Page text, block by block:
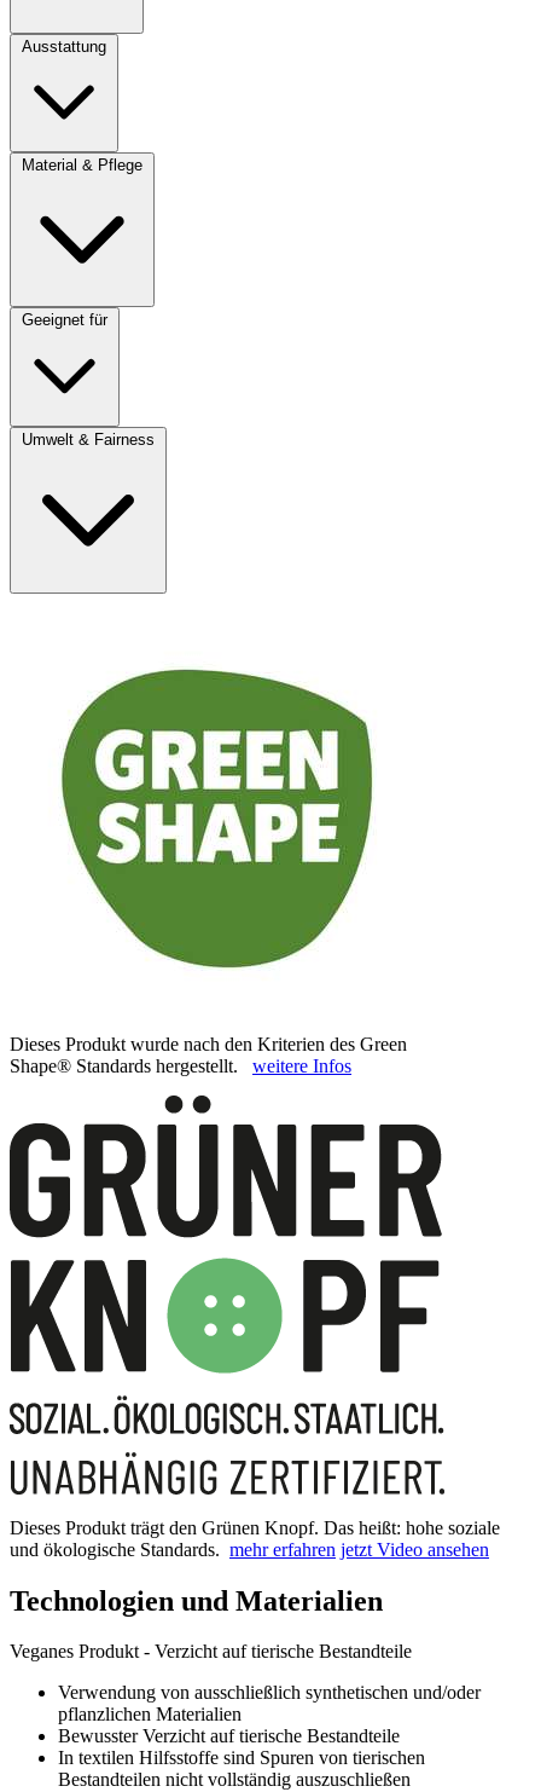
Ausstattung
Material & Pflege
Geeignet für
Umwelt & Fairness
Dieses Produkt wurde nach den Kriterien des Green
Shape® Standards hergestellt. weitere Infos
Dieses Produkt trägt den Grünen Knopf. Das heißt: hohe soziale
und ökologische Standards. mehr erfahren jetzt Video ansehen
Technologien und Materialien
Veganes Produkt - Verzicht auf tierische Bestandteile
Verwendung von ausschließlich synthetischen und/oder
pflanzlichen Materialien
Bewusster Verzicht auf tierische Bestandteile
In textilen Hilfsstoffe sind Spuren von tierischen
Bestandteilen nicht vollständig auszuschließen